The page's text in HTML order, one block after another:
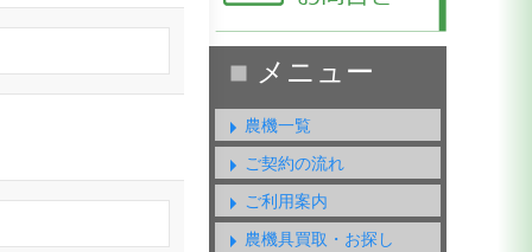
農機一覧
ご契約の流れ
ご利用案内
農機具買取・お探し